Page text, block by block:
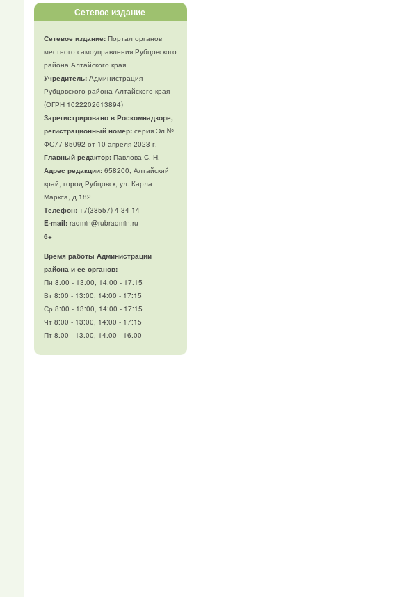
Сетевое издание
Сетевое издание:Портал органов
местного самоуправления Рубцовского
района Алтайского края
Учредитель:Администрация
Рубцовского района Алтайского края
(ОГРН 1022202613894)
Зарегистрировано в Роскомнадзоре,
регистрационный номер:серия Эл №
ФС77-85092 от 10 апреля 2023 г.
Главный редактор:Павлова С. Н.
Адрес редакции:658200, Алтайский
край, город Рубцовск, ул. Карла
Маркса, д.182
Телефон:+7(38557) 4-34-14
E-mail:radmin@rubradmin.ru
6+
Время работы Администрации
района и ее органов:
Пн 8:00 - 13:00, 14:00 - 17:15
Вт 8:00 - 13:00, 14:00 - 17:15
Ср 8:00 - 13:00, 14:00 - 17:15
Чт 8:00 - 13:00, 14:00 - 17:15
Пт 8:00 - 13:00, 14:00 - 16:00